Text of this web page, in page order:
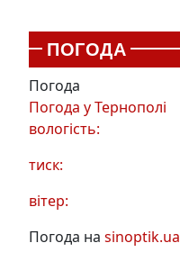
ПОГОДА
Погода
Погода уТернополі
вологість:
тиск:
вітер:
Погода на sinoptik.ua